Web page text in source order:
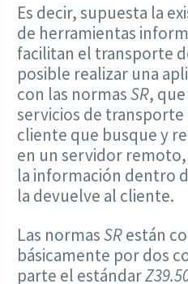
Es decir, supuesta la
de herramientas
facilitan el transporte
posible realizar una
con las normasSR,
servicios de
cliente que busque y
en un servidor remoto,
la información dentro
la devuelve al cliente.
Las normasSRestán
básicamente por dos
parte el estándar